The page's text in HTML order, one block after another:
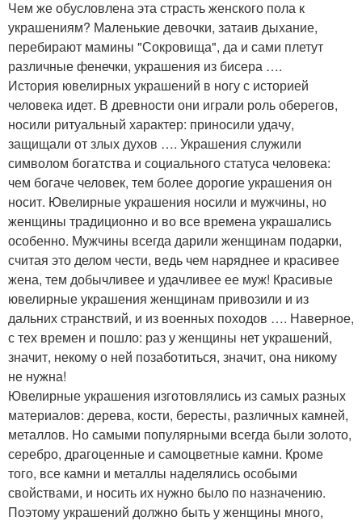
Чем же обусловлена эта страсть женского пола к
украшениям? Маленькие девочки, затаив дыхание,
перебирают мамины "Сокровища", да и сами плетут
различные фенечки, украшения из бисера ….
История ювелирных украшений в ногу с историей
человека идет. В древности они играли роль оберегов,
носили ритуальный характер: приносили удачу,
защищали от злых духов …. Украшения служили
символом богатства и социального статуса человека:
чем богаче человек, тем более дорогие украшения он
носит. Ювелирные украшения носили и мужчины, но
женщины традиционно и во все времена украшались
особенно. Мужчины всегда дарили женщинам подарки,
считая это делом чести, ведь чем наряднее и красивее
жена, тем добычливее и удачливее ее муж! Красивые
ювелирные украшения женщинам привозили и из
дальних странствий, и из военных походов …. Наверное,
с тех времен и пошло: раз у женщины нет украшений,
значит, некому о ней позаботиться, значит, она никому
не нужна!
Ювелирные украшения изготовлялись из самых разных
материалов: дерева, кости, бересты, различных камней,
металлов. Но самыми популярными всегда были золото,
серебро, драгоценные и самоцветные камни. Кроме
того, все камни и металлы наделялись особыми
свойствами, и носить их нужно было по назначению.
Поэтому украшений должно быть у женщины много,